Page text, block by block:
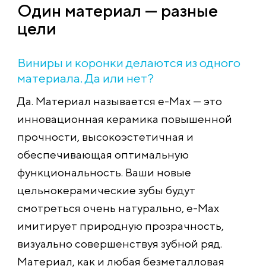
Один материал — разные
цели
Виниры и коронки делаются из одного
материала. Да или нет?
Да. Материал называется e-Max — это
инновационная керамика повышенной
прочности, высокоэстетичная и
обеспечивающая оптимальную
функциональность. Ваши новые
цельнокерамические зубы будут
смотреться очень натурально, e-Max
имитирует природную прозрачность,
визуально совершенствуя зубной ряд.
Материал, как и любая безметалловая